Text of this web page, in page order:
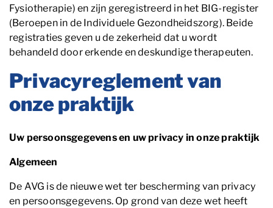
Fysiotherapie) en zijn geregistreerd in het BIG-register
(Beroepen in de Individuele Gezondheidszorg). Beide
registraties geven u de zekerheid dat u wordt
behandeld door erkende en deskundige therapeuten.
Privacyreglement van
onze praktijk
Uw persoonsgegevens en uw privacy in onze praktijk
Algemeen
De AVG is de nieuwe wet ter bescherming van privacy
en persoonsgegevens. Op grond van deze wet heeft